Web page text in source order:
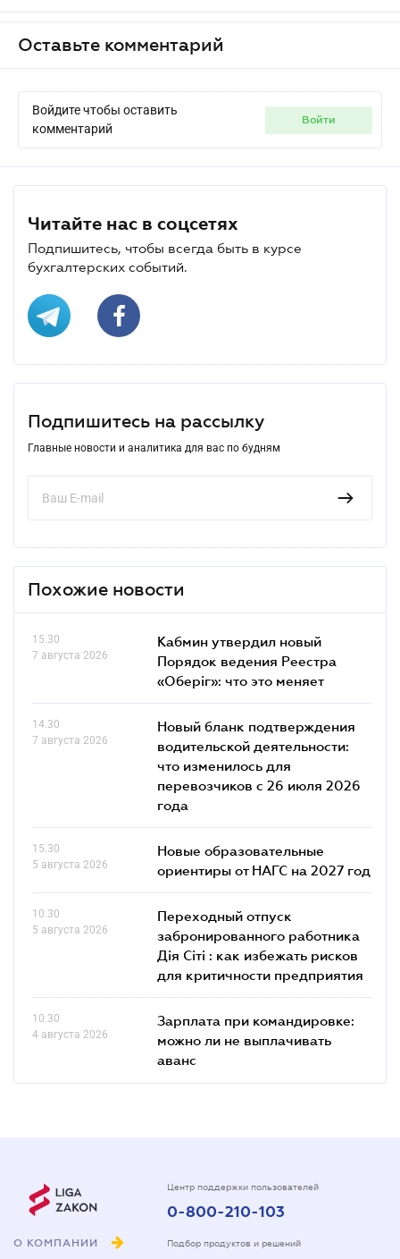
Оставьте комментарий
Войдите чтобы оставить
комментарий
войти
Читайте нас в соцсетях
Подпишитесь, чтобы всегда быть в курсе
бухгалтерских событий.
Подпишитесь на рассылку
Главные новости и аналитика для вас по будням
Похожие новости
15.30
7 августа 2026
Кабмин утвердил новый
Порядок ведения Реестра
«Оберіг»: что это меняет
14.30
7 августа 2026
Новый бланк подтверждения
водительской деятельности:
что изменилось для
перевозчиков с 26 июля 2026
года
15.30
5 августа 2026
Новые образовательные
ориентиры от НАГС на 2027 год
10.30
5 августа 2026
Переходный отпуск
забронированного работника
Дія Сіті : как избежать рисков
для критичности предприятия
10.30
4 августа 2026
Зарплата при командировке:
можно ли не выплачивать
аванс
О КОМПАНИИ
Центр поддержки пользователей
0-800-210-103
Подбор продуктов и решений